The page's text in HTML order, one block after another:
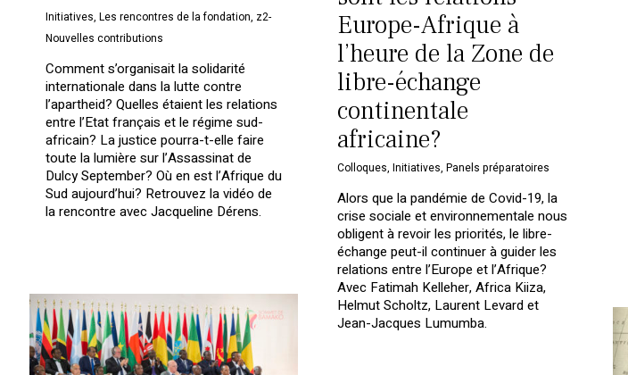
Initiatives, Les rencontres de la fondation, z2-
Nouvelles contributions
Comment s’organisait la solidarité
internationale dans la lutte contre
l’apartheid? Quelles étaient les relations
entre l’Etat français et le régime sud-
africain? La justice pourra-t-elle faire
toute la lumière sur l’Assassinat de
Dulcy September? Où en est l’Afrique du
Sud aujourd’hui? Retrouvez la vidéo de
la rencontre avec Jacqueline Dérens.
Europe-Afrique à
l’heure de la Zone de
libre-échange
continentale
africaine?
Colloques, Initiatives, Panels préparatoires
Alors que la pandémie de Covid-19, la
crise sociale et environnementale nous
obligent à revoir les priorités, le libre-
échange peut-il continuer à guider les
relations entre l’Europe et l’Afrique?
Avec Fatimah Kelleher, Africa Kiiza,
Helmut Scholtz, Laurent Levard et
Jean-Jacques Lumumba.